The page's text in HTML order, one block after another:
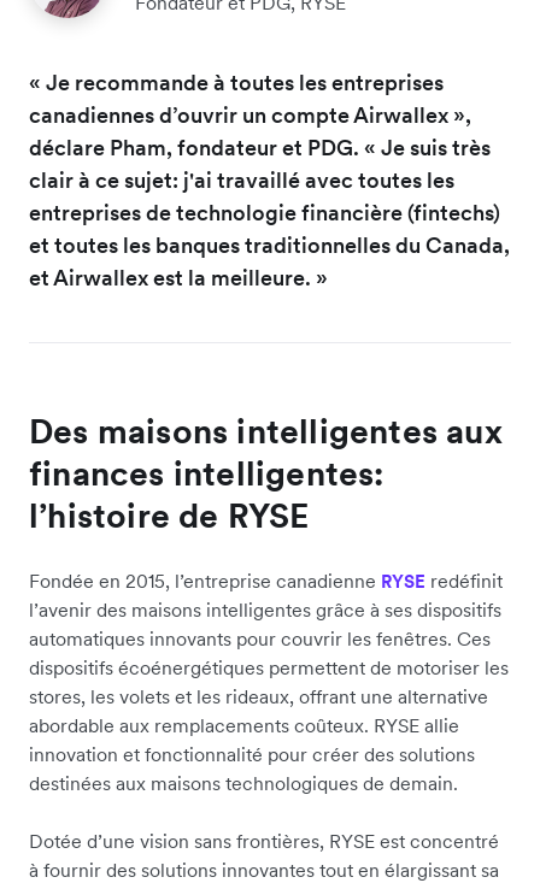
« Je recommande à toutes les entreprises
canadiennes d’ouvrir un compte Airwallex »,
déclare Pham, fondateur et PDG. « Je suis très
clair à ce sujet: j'ai travaillé avec toutes les
entreprises de technologie financière (fintechs)
et toutes les banques traditionnelles du Canada,
et Airwallex est la meilleure. »
Des maisons intelligentes aux
finances intelligentes:
l’histoire de RYSE
Fondée en 2015, l’entreprise canadienne RYSE redéfinit
l’avenir des maisons intelligentes grâce à ses dispositifs
automatiques innovants pour couvrir les fenêtres. Ces
dispositifs écoénergétiques permettent de motoriser les
stores, les volets et les rideaux, offrant une alternative
abordable aux remplacements coûteux. RYSE allie
innovation et fonctionnalité pour créer des solutions
destinées aux maisons technologiques de demain.
Dotée d’une vision sans frontières, RYSE est concentré
à fournir des solutions innovantes tout en élargissant sa